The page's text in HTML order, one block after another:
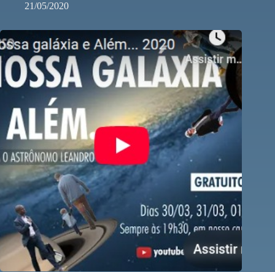
21/05/2020